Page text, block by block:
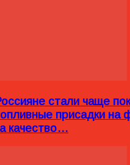
стали чаще
присадки на
качество…